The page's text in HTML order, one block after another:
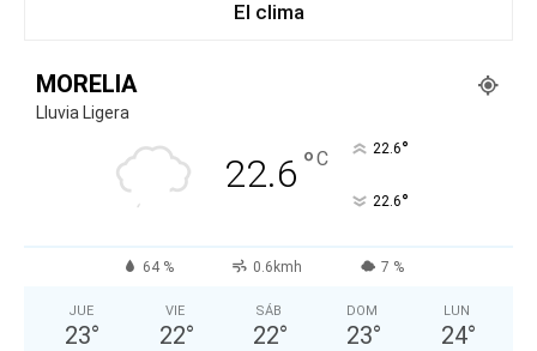
El clima
MORELIA
Lluvia Ligera
22.6 °C 22.6°
22.6°
64 % 0.6kmh 7 %
JUE
23°
VIE
22°
SÁB
22°
DOM
23°
LUN
24°